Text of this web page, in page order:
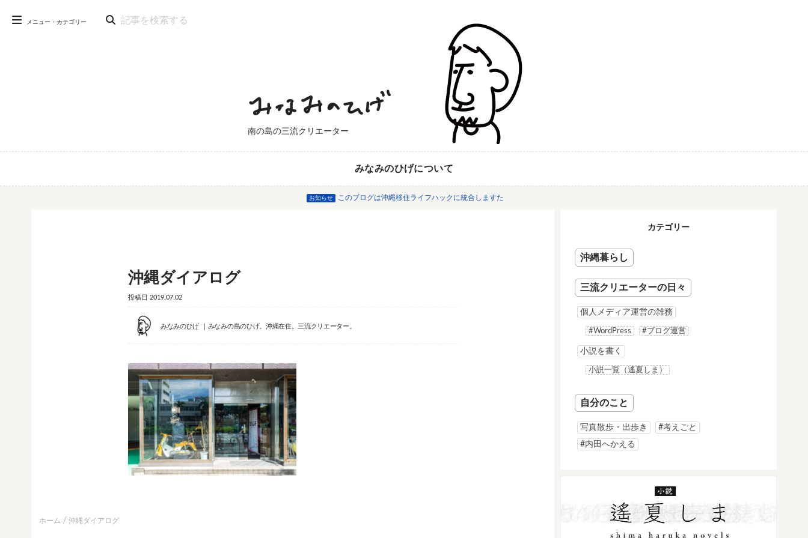
南の島の三流クリエーター
メニュー・カテゴリー
みなみのひげについて
お知らせ このブログは沖縄移住ライフハックに統合しますた
沖縄ダイアログ
投稿日 2019.07.02
みなみのひげ みなみの島のひげ。沖縄在住。三流クリエーター。
ホーム 沖縄ダイアログ
カテゴリー
沖縄暮らし
三流クリエーターの日々
個人メディア運営の雑務
#WordPress #ブログ運営
小説を書く
小説一覧（遙夏しま）
自分のこと
写真散歩・出歩き
#考えごと
#内田へかえる